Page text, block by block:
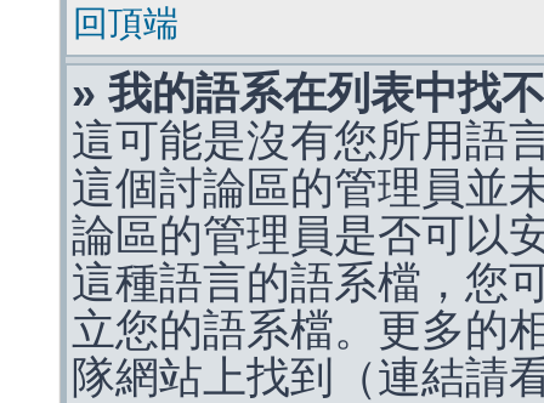
回頂端
» 我的語系在列表中找
這可能是沒有您所用語
這個討論區的管理員並
論區的管理員是否可以
這種語言的語系檔，您
立您的語系檔。更多的
隊網站上找到（連結請